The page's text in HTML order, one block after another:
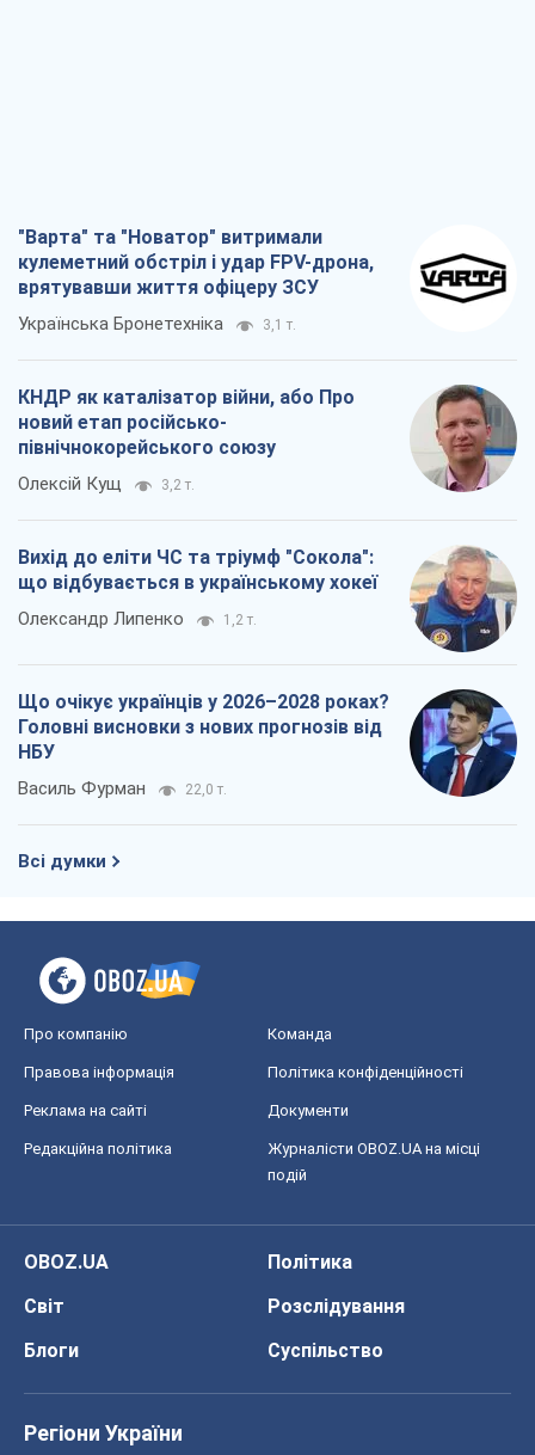
"Варта" та "Новатор" витримали
кулеметний обстріл і удар FPV-дрона,
врятувавши життя офіцеру ЗСУ
Українська Бронетехніка 3,1 т.
КНДР як каталізатор війни, або Про
новий етап російсько-
північнокорейського союзу
Олексій Кущ 3,2 т.
Вихід до еліти ЧС та тріумф "Сокола":
що відбувається в українському хокеї
Олександр Липенко 1,2 т.
Що очікує українців у 2026–2028 роках?
Головні висновки з нових прогнозів від
НБУ
Василь Фурман 22,0 т.
Всі думки
Про компанію Команда
Правова інформація Політика конфіденційності
Реклама на сайті Документи
Редакційна політика
Журналісти OBOZ.UA на місці
подій
OBOZ.UA
Політика
Світ
Розслідування
Блоги
Суспільство
Регіони України